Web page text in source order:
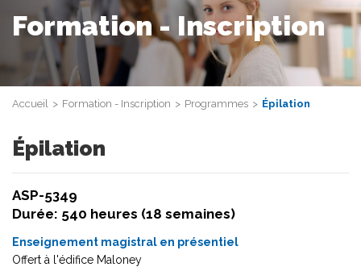
Formation - Inscription
Accueil Formation - Inscription Programmes Épilation
Épilation
ASP-5349
Durée: 540 heures (18 semaines)
Enseignement magistral en présentiel
Offert à l'édifice Maloney